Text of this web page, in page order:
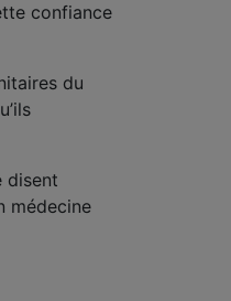
confiance
du
disent
médecine